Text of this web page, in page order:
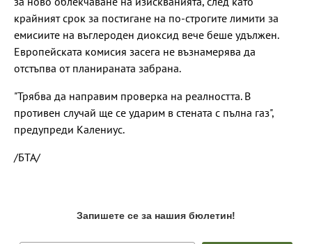
крайният срок за постигане на по-строгите лимити за
емисиите на въглероден диоксид вече беше удължен.
Европейската комисия засега не възнамерява да
отстъпва от планираната забрана.
"Трябва да направим проверка на реалността. В
противен случай ще се ударим в стената с пълна газ",
предупреди Калениус.
/БТА/